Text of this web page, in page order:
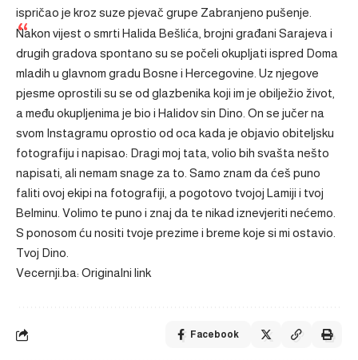
ispričao je kroz suze pjevač grupe Zabranjeno pušenje.
Nakon vijest o smrti Halida Bešlića, brojni građani Sarajeva i
drugih gradova spontano su se počeli okupljati ispred Doma
mladih u glavnom gradu Bosne i Hercegovine. Uz njegove
pjesme oprostili su se od glazbenika koji im je obilježio život,
a među okupljenima je bio i Halidov sin Dino. On se jučer na
svom Instagramu oprostio od oca kada je objavio obiteljsku
fotografiju i napisao: Dragi moj tata, volio bih svašta nešto
napisati, ali nemam snage za to. Samo znam da ćeš puno
faliti ovoj ekipi na fotografiji, a pogotovo tvojoj Lamiji i tvoj
Belminu. Volimo te puno i znaj da te nikad iznevjeriti nećemo.
S ponosom ću nositi tvoje prezime i breme koje si mi ostavio.
Tvoj Dino.
Vecernji.ba: Originalni link
Facebook